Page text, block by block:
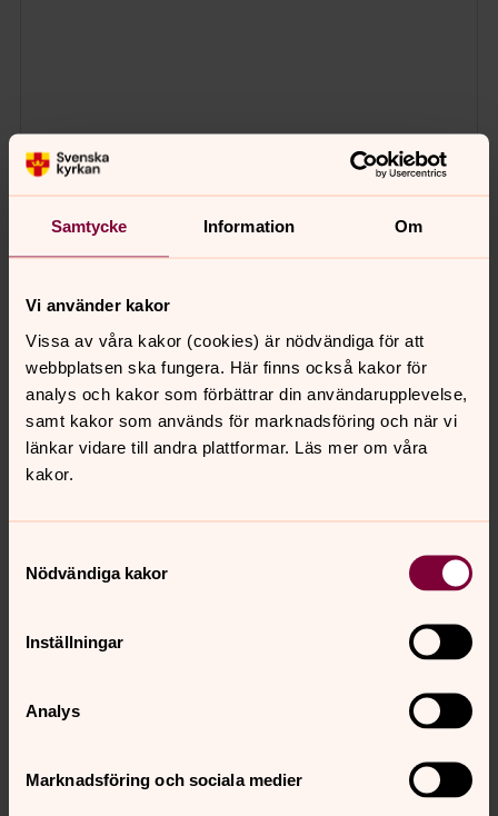
Samtycke Information Om
Vi använder kakor
Vissa av våra kakor (cookies) är nödvändiga för att
webbplatsen ska fungera. Här finns också kakor för
analys och kakor som förbättrar din användarupplevelse,
samt kakor som används för marknadsföring och när vi
länkar vidare till andra plattformar. Läs mer om våra
kakor.
Nödvändiga kakor
Inställningar
Analys
Marknadsföring och sociala medier